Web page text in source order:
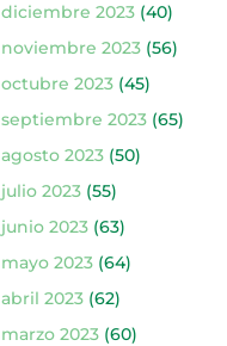
diciembre 2023(40)
noviembre 2023(56)
octubre 2023(45)
septiembre 2023(65)
agosto 2023(50)
julio 2023(55)
junio 2023(63)
mayo 2023(64)
abril 2023(62)
marzo 2023(60)